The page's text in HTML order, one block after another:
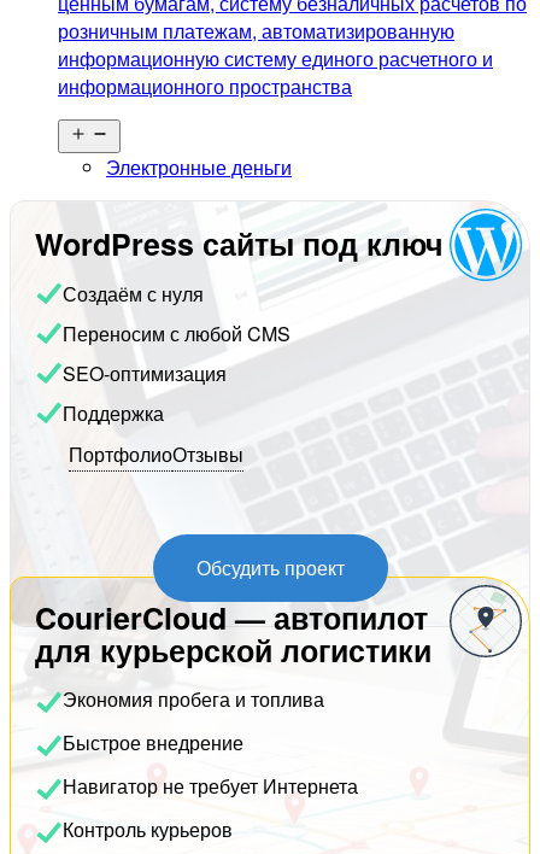
розничным платежам, автоматизированную
информационную систему единого расчетного и
информационного пространства
меню
Электронные деньги
WordPress сайты под ключ
Создаём с нуля
Переносим с любой CMS
SEO-оптимизация
Поддержка
ПортфолиоОтзывы
Обсудить проект
CourierCloud — автопилот
для курьерской логистики
Экономия пробега и топлива
Быстрое внедрение
Навигатор не требует Интернета
Контроль курьеров